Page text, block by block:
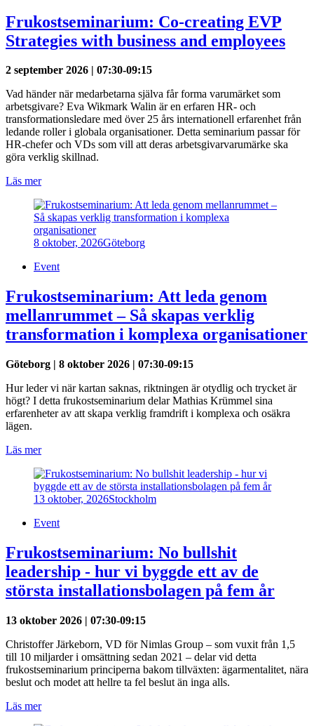
Frukostseminarium: Co-creating EVP
Strategies with business and employees
2 september 2026 | 07:30-09:15
Vad händer när medarbetarna själva får forma varumärket som
arbetsgivare? Eva Wikmark Walin är en erfaren HR- och
transformationsledare med över 25 års internationell erfarenhet från
ledande roller i globala organisationer. Detta seminarium passar för
HR-chefer och VDs som vill att deras arbetsgivarvarumärke ska
göra verklig skillnad.
Läs mer
8 oktober, 2026Göteborg
Event
Frukostseminarium: Att leda genom
mellanrummet – Så skapas verklig
transformation i komplexa organisationer
Göteborg | 8 oktober 2026 | 07:30-09:15
Hur leder vi när kartan saknas, riktningen är otydlig och trycket är
högt? I detta frukostseminarium delar Mathias Krümmel sina
erfarenheter av att skapa verklig framdrift i komplexa och osäkra
lägen.
Läs mer
13 oktober, 2026Stockholm
Event
Frukostseminarium: No bullshit
leadership - hur vi byggde ett av de
största installationsbolagen på fem år
13 oktober 2026 | 07:30-09:15
Christoffer Järkeborn, VD för Nimlas Group – som vuxit från 1,5
till 10 miljarder i omsättning sedan 2021 – delar vid detta
frukostseminarium principerna bakom tillväxten: ägarmentalitet, nära
beslut och modet att hellre ta fel beslut än inga alls.
Läs mer